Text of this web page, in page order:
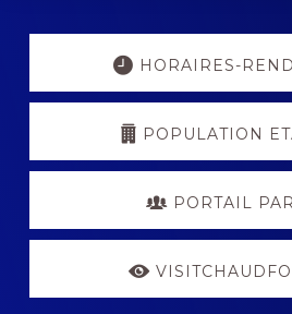
Explore
HORAIRES-
POPULATION
PORTAIL